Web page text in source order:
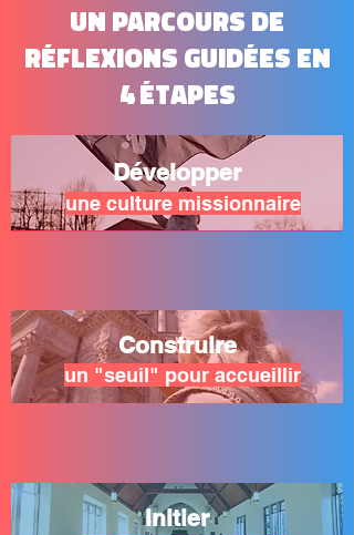
UN PARCOURS DE
RÉFLEXIONS GUIDÉES en
4 étapes
Développer
une culture missionnaire
Construire
un "seuil" pour accueillir
Initier